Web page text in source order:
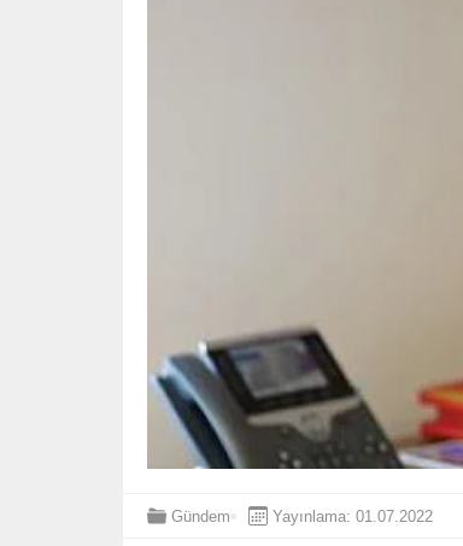
Gündem Yayınlama: 01.07.2022